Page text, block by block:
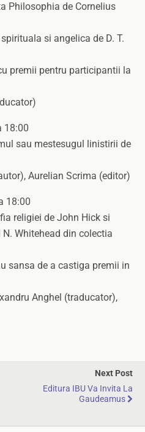
Philosophia de Cornelius
si angelica de D. T.
premii pentru participantii la
18:00
sau mestesugul linistirii de
Aurelian Scrima (editor)
18:00
religiei de John Hick si
Whitehead din colectia
sansa de a castiga premii in
Anghel (traducator),
Next Post
Editura IBU Va Invita La
Gaudeamus